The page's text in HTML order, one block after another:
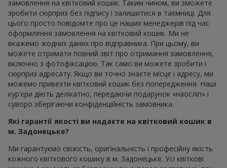
замовлення на квітковий кошик. Таким чином, ви зможете
зробити сюрприз без підпису і залишитися в таємниці. Для
цього просто повідомте про це наших менеджерів під час
оформлення замовлення на квітковий кошик. Ми не
вкажемо жодних даних про відправника. При цьому, ви
можете отримати повний звіт про отримання замовлення,
включно з фотофіксацією. Так само ви можете зробити і
сюрприз адресату. Якщо ви точно знаєте місце і адресу, ми
можемо привезти квітковий кошик без попередження. Наші
кур'єри діють делікатно, передаючи подарунок «наосліп» і
суворо зберігаючи конфіденційність замовника.
Які гарантії якості ви надаєте на квітковий кошик в
м. Задонецьке?
Ми гарантуємо свіжість, оригінальність і професійну якість
кожного квіткового кошику в м. Задонецьке. Усі квіткові